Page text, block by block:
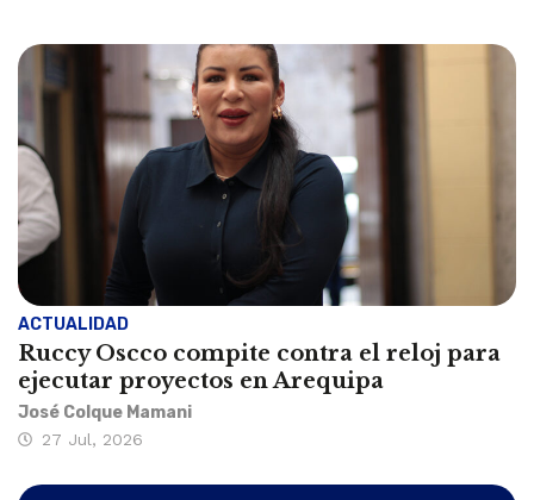
ACTUALIDAD
Ruccy Oscco compite contra el reloj para
ejecutar proyectos en Arequipa
José Colque Mamani
27 Jul, 2026